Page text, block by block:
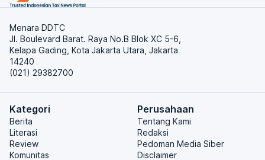
Menara DDTC
Jl. Boulevard Barat. Raya No.B Blok XC 5-6,
Kelapa Gading, Kota Jakarta Utara, Jakarta
14240
(021) 29382700
Kategori
Berita
Literasi
Review
Komunitas
Perusahaan
Tentang Kami
Redaksi
Pedoman Media Siber
Disclaimer